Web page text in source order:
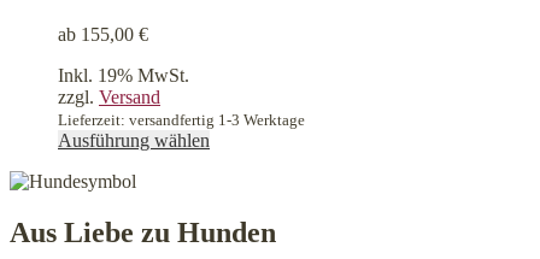
gewählt
ab 155,00 €
Inkl. 19% MwSt.
zzgl. Versand
Lieferzeit: versandfertig 1-3 Werktage
Ausführung wählen
Varianten
auf.
Aus Liebe zu Hunden